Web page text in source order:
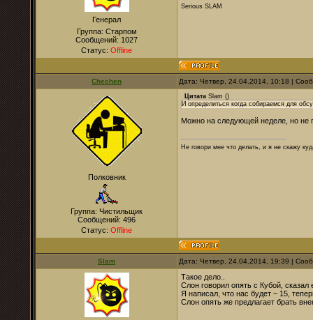
Генерал
Группа: Старпом
Сообщений: 1027
Статус: Offline
Serious SLAM
Chechen Дата: Четвер, 24.04.2014, 10:18 |
Полковник
Группа: Чистильщик
Сообщений: 496
Статус: Offline
Цитата Slam ()
И определиться когда собираемся для
Можно на следующей неделе, но не
Не говори мне что делать, и я не скажу
Slam Дата: Четвер, 24.04.2014, 19:39 |
Такое дело..
Слон говорил опять с Кубой,
Я написал, что нас будет ~ 15,
Слон опять же предлагает брать